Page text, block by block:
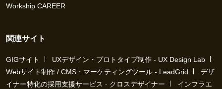
Workship CAREER
関連サイト
GIGサイト
UXデザイン・プロトタイプ制作 - UX Design Lab
Webサイト制作 / CMS・マーケティングツール - LeadGrid
デザ
イナー特化の採用支援サービス - クロスデザイナー
インフラエ